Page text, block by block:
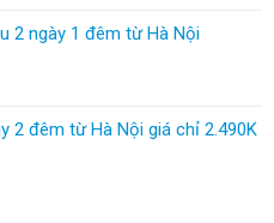
2 ngày 1 đêm từ Hà Nội
2 đêm từ Hà Nội giá chỉ 2.490K